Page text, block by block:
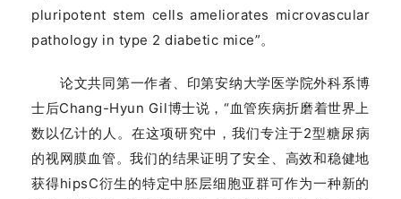
pluripotent stem cells ameliorates microvascular
pathology in type 2 diabetic mice”。
论文共同第一作者、印第安纳大学医学院外科系博
士后Chang-Hyun Gil博士说，“血管疾病折磨着世界上
数以亿计的人。在这项研究中，我们专注于2型糖尿病
的视网膜血管。我们的结果证明了安全、高效和稳健地
获得hipsC衍生的特定中胚层细胞亚群可作为一种新的